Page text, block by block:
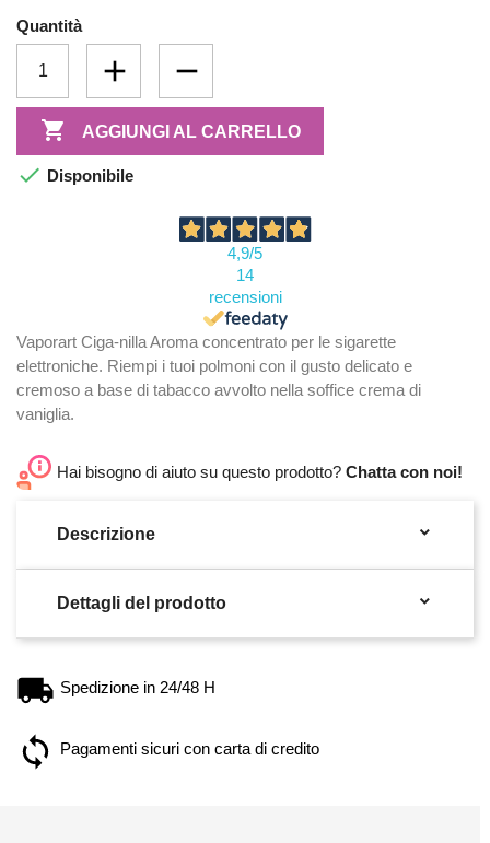
Quantità
 AGGIUNGI AL CARRELLO
 Disponibile
4,9/5
14
recensioni
Vaporart Ciga-nilla Aroma concentrato per le sigarette
elettroniche. Riempi i tuoi polmoni con il gusto delicato e
cremoso a base di tabacco avvolto nella soffice crema di
vaniglia.
Hai bisogno di aiuto su questo prodotto? Chatta con noi!
Descrizione 
Dettagli del prodotto 
Spedizione in 24/48 H
Pagamenti sicuri con carta di credito